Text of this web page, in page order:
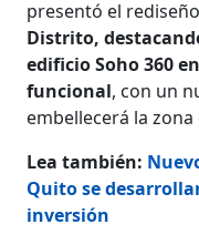
presentó el
Distrito,
edificio Soho 360
funcional, con un
embellecerá la zona
Lea también:
Quito se
inversión